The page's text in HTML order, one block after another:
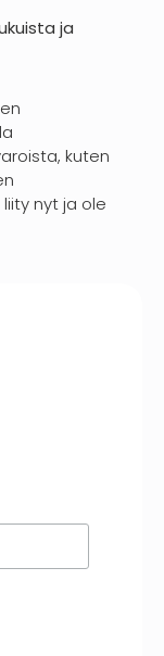
ja
kuten
nyt ja ole